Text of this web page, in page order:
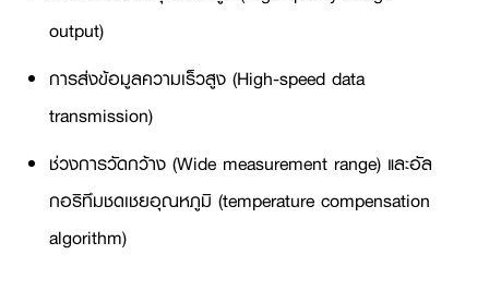
output)
การส่งข้อมูลความเร็วสูง (High-speed data
transmission)
ช่วงการวัดกว้าง (Wide measurement range) และอัล
กอริทึมชดเชยอุณหภูมิ (temperature compensation
algorithm)